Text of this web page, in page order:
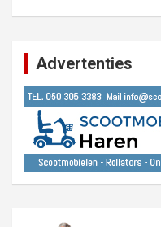
Advertenties